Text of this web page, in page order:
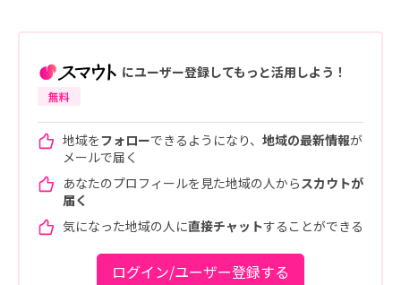
にユーザー登録してもっと活用しよう！
無料
地域をフォローできるようになり、 地域の最新情報が
メールで届く
あなたのプロフィールを見た地域の人からスカウトが
届く
気になった地域の人に直接チャットすることができる
ログイン/ユーザー登録する